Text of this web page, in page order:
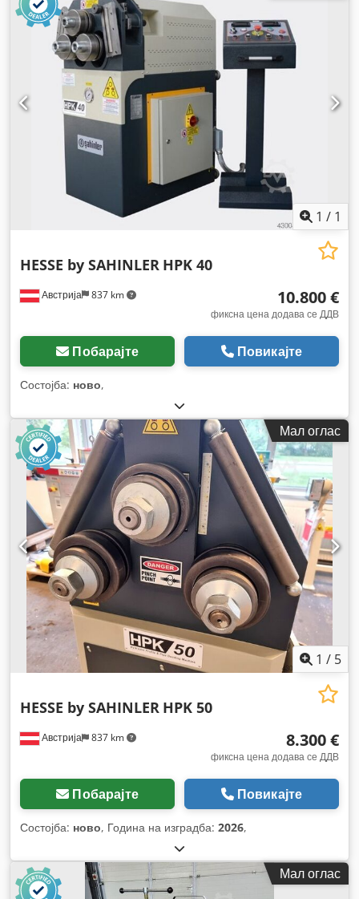
1 / 1
Австрија 837 km
HESSE by SAHINLER HPK 40
10.800 €
фиксна цена додава се ДДВ
Побарајте Повикајте
Состојба: ново,
Мал оглас
1 / 5
Австрија 837 km
HESSE by SAHINLER HPK 50
8.300 €
фиксна цена додава се ДДВ
Побарајте Повикајте
Состојба: ново, Година на изградба: 2026,
Мал оглас